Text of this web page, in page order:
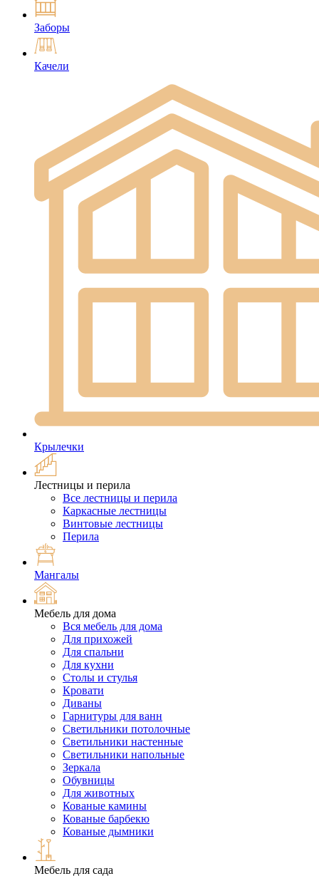
Заборы
Качели
Крылечки
Лестницы и перила
Все лестницы и перила
Каркасные лестницы
Винтовые лестницы
Перила
Мангалы
Мебель для дома
Вся мебель для дома
Для прихожей
Для спальни
Для кухни
Столы и стулья
Кровати
Диваны
Гарнитуры для ванн
Светильники потолочные
Светильники настенные
Светильники напольные
Зеркала
Обувницы
Для животных
Кованые камины
Кованые барбекю
Кованые дымники
Мебель для сада